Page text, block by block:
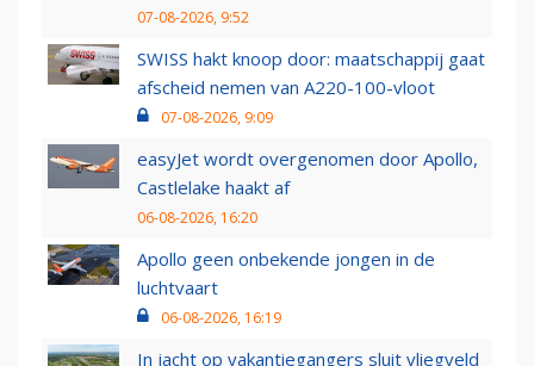
07-08-2026, 9:52
SWISS hakt knoop door: maatschappij gaat
afscheid nemen van A220-100-vloot
07-08-2026, 9:09
easyJet wordt overgenomen door Apollo,
Castlelake haakt af
06-08-2026, 16:20
Apollo geen onbekende jongen in de
luchtvaart
06-08-2026, 16:19
In jacht op vakantiegangers sluit vliegveld